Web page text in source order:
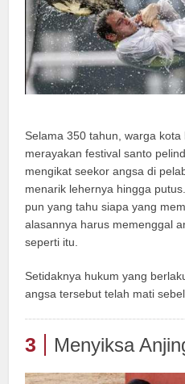
Selama 350 tahun, warga
merayakan festival santo
mengikat seekor angsa di
menarik lehernya hingga
pun yang tahu siapa yang
alasannya harus memenggal
seperti itu.
Setidaknya hukum yang
angsa tersebut telah mati
3 Menyiksa